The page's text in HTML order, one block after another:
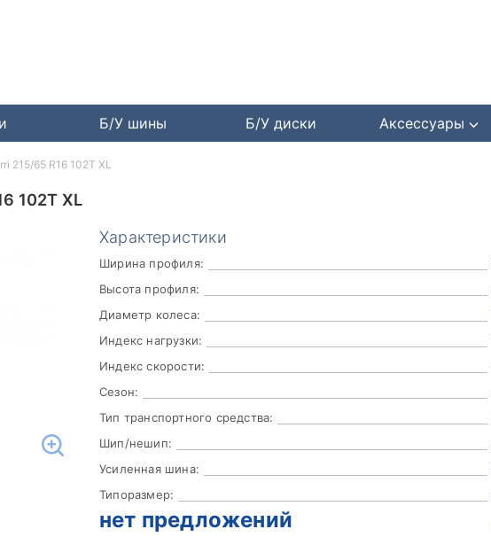
Б/У шины Б/У диски Аксессуары
102T XL
Характеристики
Ширина профиля:
Высота профиля:
Диаметр колеса:
Индекс нагрузки:
Индекс скорости:
Сезон:
Тип транспортного средства:
Шип/нешип:
Усиленная шина:
Типоразмер:
нет предложений
215/65 R16 102T XL